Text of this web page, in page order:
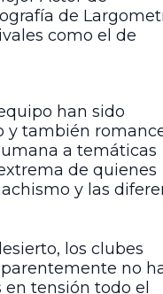
de
como el de
han sido
y también
a temáticas
de quienes
y las
los clubes
no
en tensión todo el